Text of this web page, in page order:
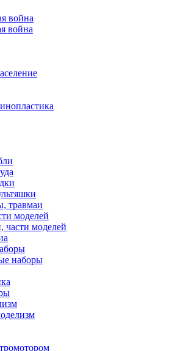
война
война
травмаи
моделей
части моделей
наборы